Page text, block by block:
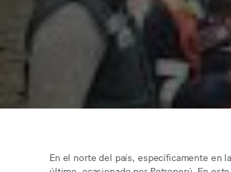
En el norte del país, específicamente en